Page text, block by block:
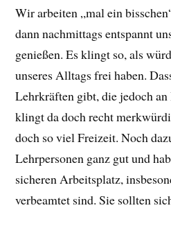
Wir arbeiten „mal ein
dann nachmittags entspannt
genießen. Es klingt so, als
unseres Alltags frei haben.
Lehrkräften gibt, die jedoch
klingt da doch recht
doch so viel Freizeit. Noch
Lehrpersonen ganz gut und
sicheren Arbeitsplatz,
verbeamtet sind. Sie sollten